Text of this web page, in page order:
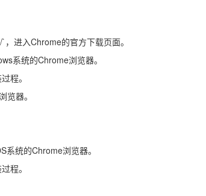
进入Chrome的官方下载页面。
系统的Chrome浏览器。
程。
览器。
统的Chrome浏览器。
程。